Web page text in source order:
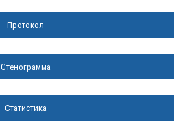
Протокол
Стенограмма
Статистика